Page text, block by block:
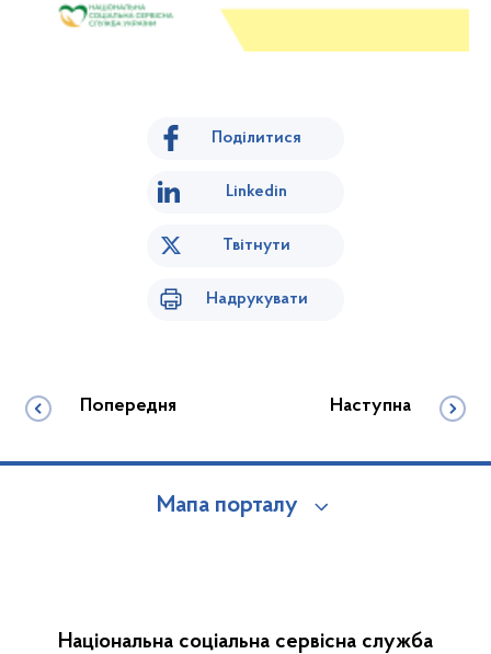
Поділитися
Linkedin
Твітнути
Надрукувати
Попередня Наступна
Мапа порталу
Національна соціальна сервісна служба